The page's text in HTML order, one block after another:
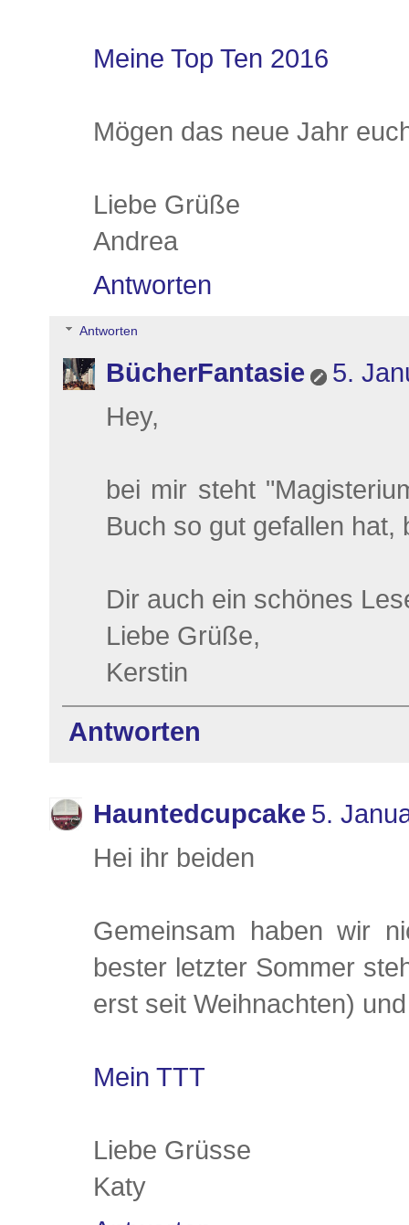
Meine Top Ten 2016
Mögen das neue Jahr
Liebe Grüße
Andrea
Antworten
Antworten
BücherFantasie
5.
Hey,
bei mir steht
Buch so gut gefallen
Dir auch ein schönes
Liebe Grüße,
Kerstin
Antworten
Hauntedcupcake 5.
Hei ihr beiden
Gemeinsam haben wir
bester letzter Sommer
erst seit Weihnachten)
Mein TTT
Liebe Grüsse
Katy